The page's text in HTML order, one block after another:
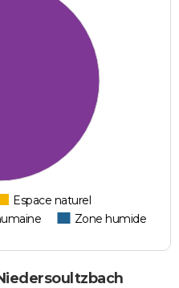
Espace naturel
Zone humide